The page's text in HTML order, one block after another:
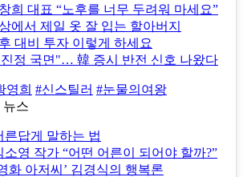
희 대표 “노후를 너무 두려워 마세요”
에서 제일 옷 잘 입는 할아버지
대비 투자 이렇게 하세요
정 국면"… 韓 증시 반전 신호 나왔다
영희 #신스틸러 #눈물의여왕
뉴스
른답게 말하는 법
영 작가 “어떤 어른이 되어야 할까?”
화 아저씨’ 김경식의 행복론